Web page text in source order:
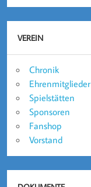
VEREIN
Chronik
Ehrenmitglieder
Spielstätten
Sponsoren
Fanshop
Vorstand